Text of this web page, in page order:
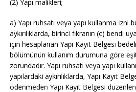
(2) Yapı malikleri;
a) Yapı ruhsatı veya yapı kullanma izni
aykırılıklarda, birinci fıkranın (c) bendi
için hesaplanan Yapı Kayıt Belgesi
bölümünün kullanım durumuna göre
zorundadır. Yapı ruhsatı veya yapı
yapılardaki aykırılıklarda, Yapı Kayıt
ödenmeden Yapı Kayıt Belgesi